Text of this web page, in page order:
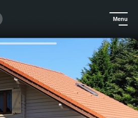
Menu
La Sapinière ô Jules Chalet autentico